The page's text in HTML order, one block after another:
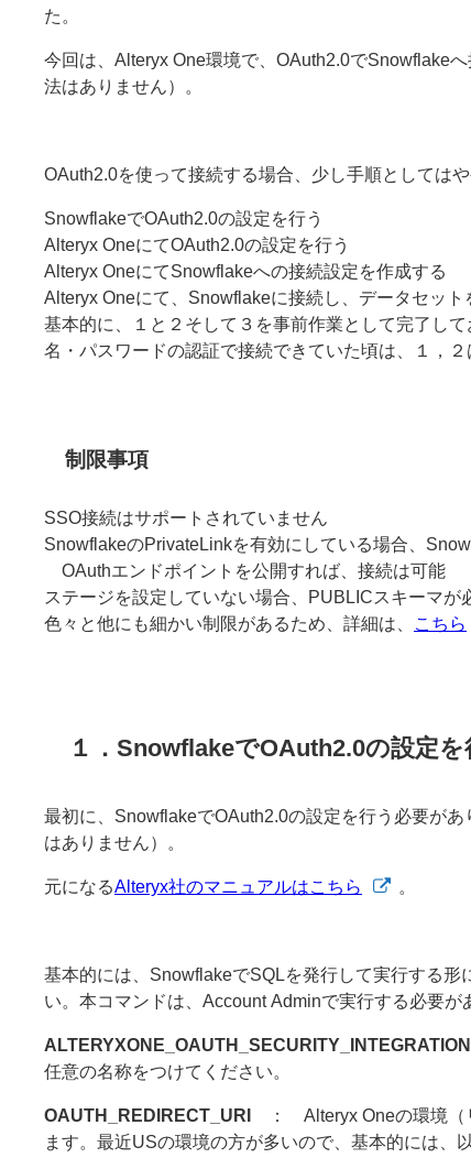
た。
今回は、Alteryx One環境で、OAuth2.0でSnowflake
法はありません）。
OAuth2.0を使って接続する場合、少し手順としては
SnowflakeでOAuth2.0の設定を行う
Alteryx OneにてOAuth2.0の設定を行う
Alteryx OneにてSnowflakeへの接続設定を作成する
Alteryx Oneにて、Snowflakeに接続し、データセット
基本的に、１と２そして３を事前作業として完了し
名・パスワードの認証で接続できていた頃は、１，２
制限事項
SSO接続はサポートされていません
SnowflakeのPrivateLinkを有効にしている場合、
OAuthエンドポイントを公開すれば、接続は可能
ステージを設定していない場合、PUBLICスキーマが
色々と他にも細かい制限があるため、詳細は、
こちら
１．SnowflakeでOAuth2.0の設定を
最初に、SnowflakeでOAuth2.0の設定を行う必要が
はありません）。
元になるAlteryx社のマニュアルはこちら 。
基本的には、SnowflakeでSQLを発行して実行する
い。本コマンドは、Account Adminで実行する必要が
ALTERYXONE_OAUTH_SECURITY_INTEGRATION
任意の名称をつけてください。
OAUTH_REDIRECT_URI
： Alteryx Oneの環境（
ます。最近USの環境の方が多いので、基本的には、